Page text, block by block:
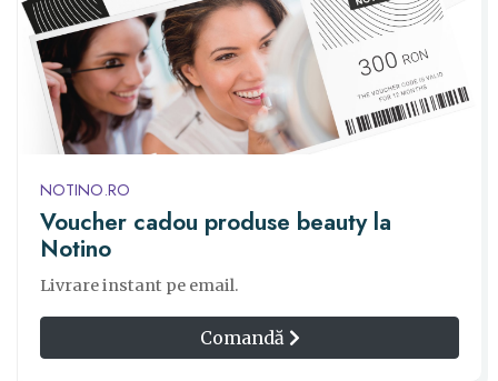
NOTINO.RO
Voucher cadou produse beauty la
Notino
Livrare instant pe email.
Comandă